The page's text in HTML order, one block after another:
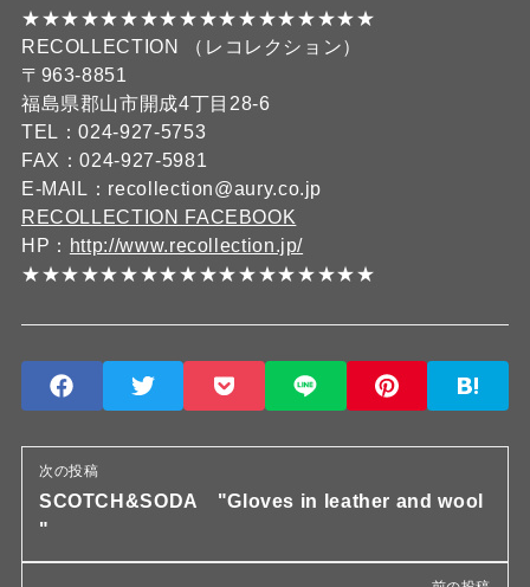
★★★★★★★★★★★★★★★★★★
RECOLLECTION （レコレクション）
〒963-8851
福島県郡山市開成4丁目28-6
TEL：024-927-5753
FAX：024-927-5981
E-MAIL：recollection@aury.co.jp
RECOLLECTION FACEBOOK
HP： http://www.recollection.jp/
★★★★★★★★★★★★★★★★★★
次の投稿
SCOTCH&SODA "Gloves in leather and wool
"